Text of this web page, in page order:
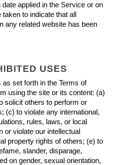
applied in the Service or on
to indicate that all
any related website has been
USES
as set forth in the Terms of
using the site or its content: (a)
solicit others to perform or
(c) to violate any international,
rules, laws, or local
or violate our intellectual
property rights of others; (e) to
slander, disparage,
on gender, sexual orientation,